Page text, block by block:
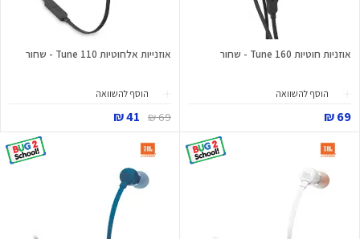
אוזניות חוטיות Tune 160 - שחור
הוסף להשוואה
69 ₪
אוזנייות אלחוטיות Tune 110 - שחור
הוסף להשוואה
69 ₪
41 ₪